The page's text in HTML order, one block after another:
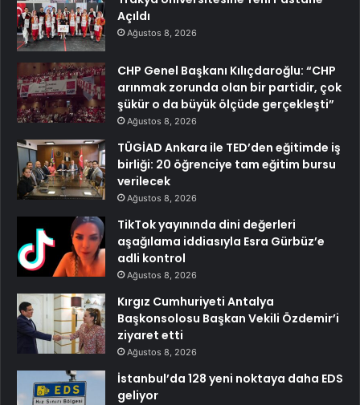
Açıldı
Ağustos 8, 2026
CHP Genel Başkanı Kılıçdaroğlu: “CHP
arınmak zorunda olan bir partidir, çok
şükür o da büyük ölçüde gerçekleşti”
Ağustos 8, 2026
TÜGİAD Ankara ile TED’den eğitimde iş
birliği: 20 öğrenciye tam eğitim bursu
verilecek
Ağustos 8, 2026
TikTok yayınında dini değerleri
aşağılama iddiasıyla Esra Gürbüz’e
adli kontrol
Ağustos 8, 2026
Kırgız Cumhuriyeti Antalya
Başkonsolosu Başkan Vekili Özdemir’i
ziyaret etti
Ağustos 8, 2026
İstanbul’da 128 yeni noktaya daha EDS
geliyor